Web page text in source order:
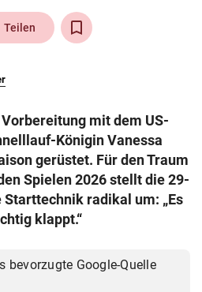
arrow_right
Co KG 2026
Teilen
mit dem US-
Königin Vanessa
gerüstet. Für den Traum
Spielen 2026 stellt die 29-
radikal um: „Es
klappt.“
bevorzugte Google-Quelle